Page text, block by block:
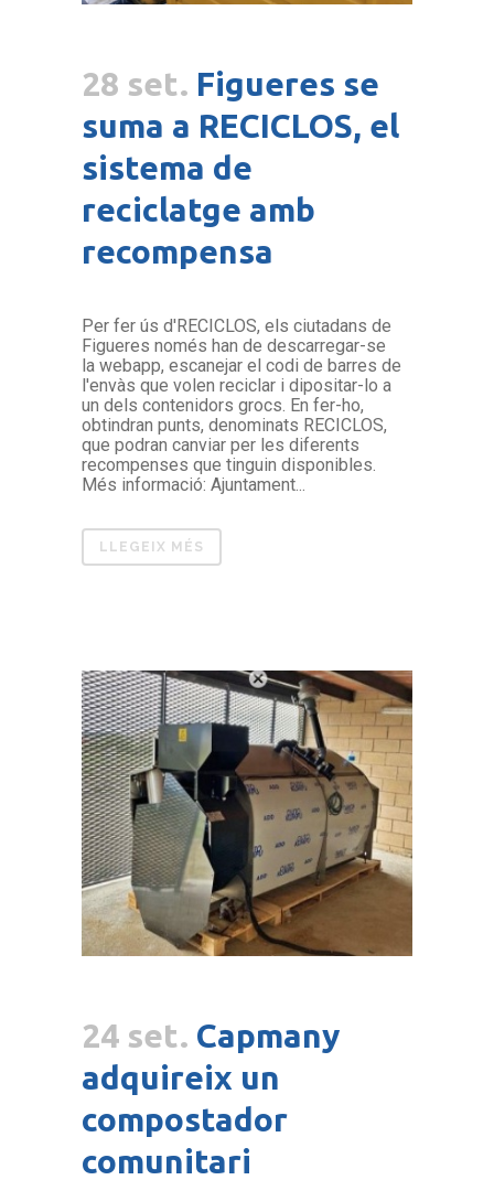
28 set. Figueres se
suma a RECICLOS, el
sistema de
reciclatge amb
recompensa
Per fer ús d'RECICLOS, els ciutadans de
Figueres només han de descarregar-se
la webapp, escanejar el codi de barres de
l'envàs que volen reciclar i dipositar-lo a
un dels contenidors grocs. En fer-ho,
obtindran punts, denominats RECICLOS,
que podran canviar per les diferents
recompenses que tinguin disponibles.
Més informació: Ajuntament...
LLEGEIX MÉS
24 set. Capmany
adquireix un
compostador
comunitari